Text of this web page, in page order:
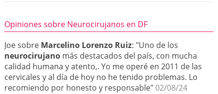
Opiniones sobre Neurocirujanos en DF
Joe sobre Marcelino Lorenzo Ruiz: "Uno de los
neurocirujanomás destacados del país, con mucha
calidad humana y atento,. Yo me operé en 2011 de las
cervicales y al día de hoy no he tenido problemas. Lo
recomiendo por honesto y responsable" 02/08/24